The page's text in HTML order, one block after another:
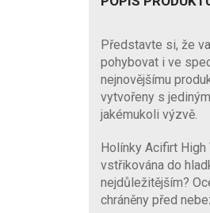
Představte si, že
pohybovat i ve
nejnovějšímu
vytvořeny s
jakémukoli výzvě.
Holínky Acifirt
vstřikována do
nejdůležitějším?
chráněny před